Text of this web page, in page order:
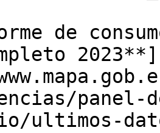
de
2023**]
panel-
ultimos-